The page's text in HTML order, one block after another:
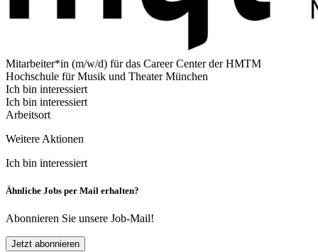
Mitarbeiter*in (m/w/d) für das Career Center der HMTM
Hochschule für Musik und Theater München
Ich bin interessiert
Ich bin interessiert
Arbeitsort
Weitere Aktionen
Ich bin interessiert
Ähnliche Jobs per Mail erhalten?
Abonnieren Sie unsere Job-Mail!
Jetzt abonnieren